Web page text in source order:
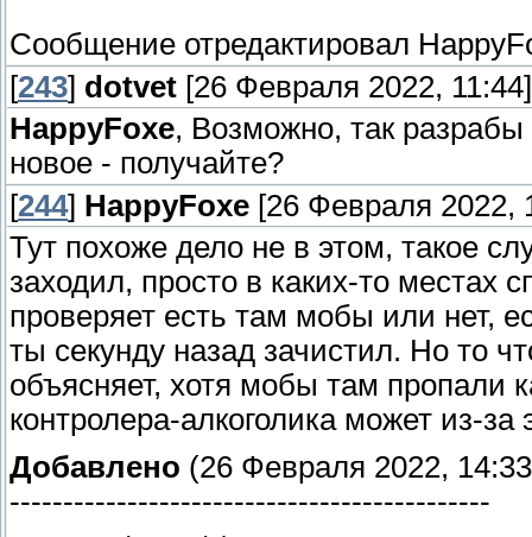
Сообщение отредактировал
[243] dotvet [26 Февраля 2022, 11:44]
HappyFoxe, Возможно, так
новое - получайте?
[244] HappyFoxe [26 Февраля 2022,
Тут похоже дело не в этом, такое
заходил, просто в каких-то местах
проверяет есть там мобы или нет,
ты секунду назад зачистил. Но то
объясняет, хотя мобы там пропали
контролера-алкоголика может из-за
Добавлено (26 Февраля 2022,
---------------------------------------------